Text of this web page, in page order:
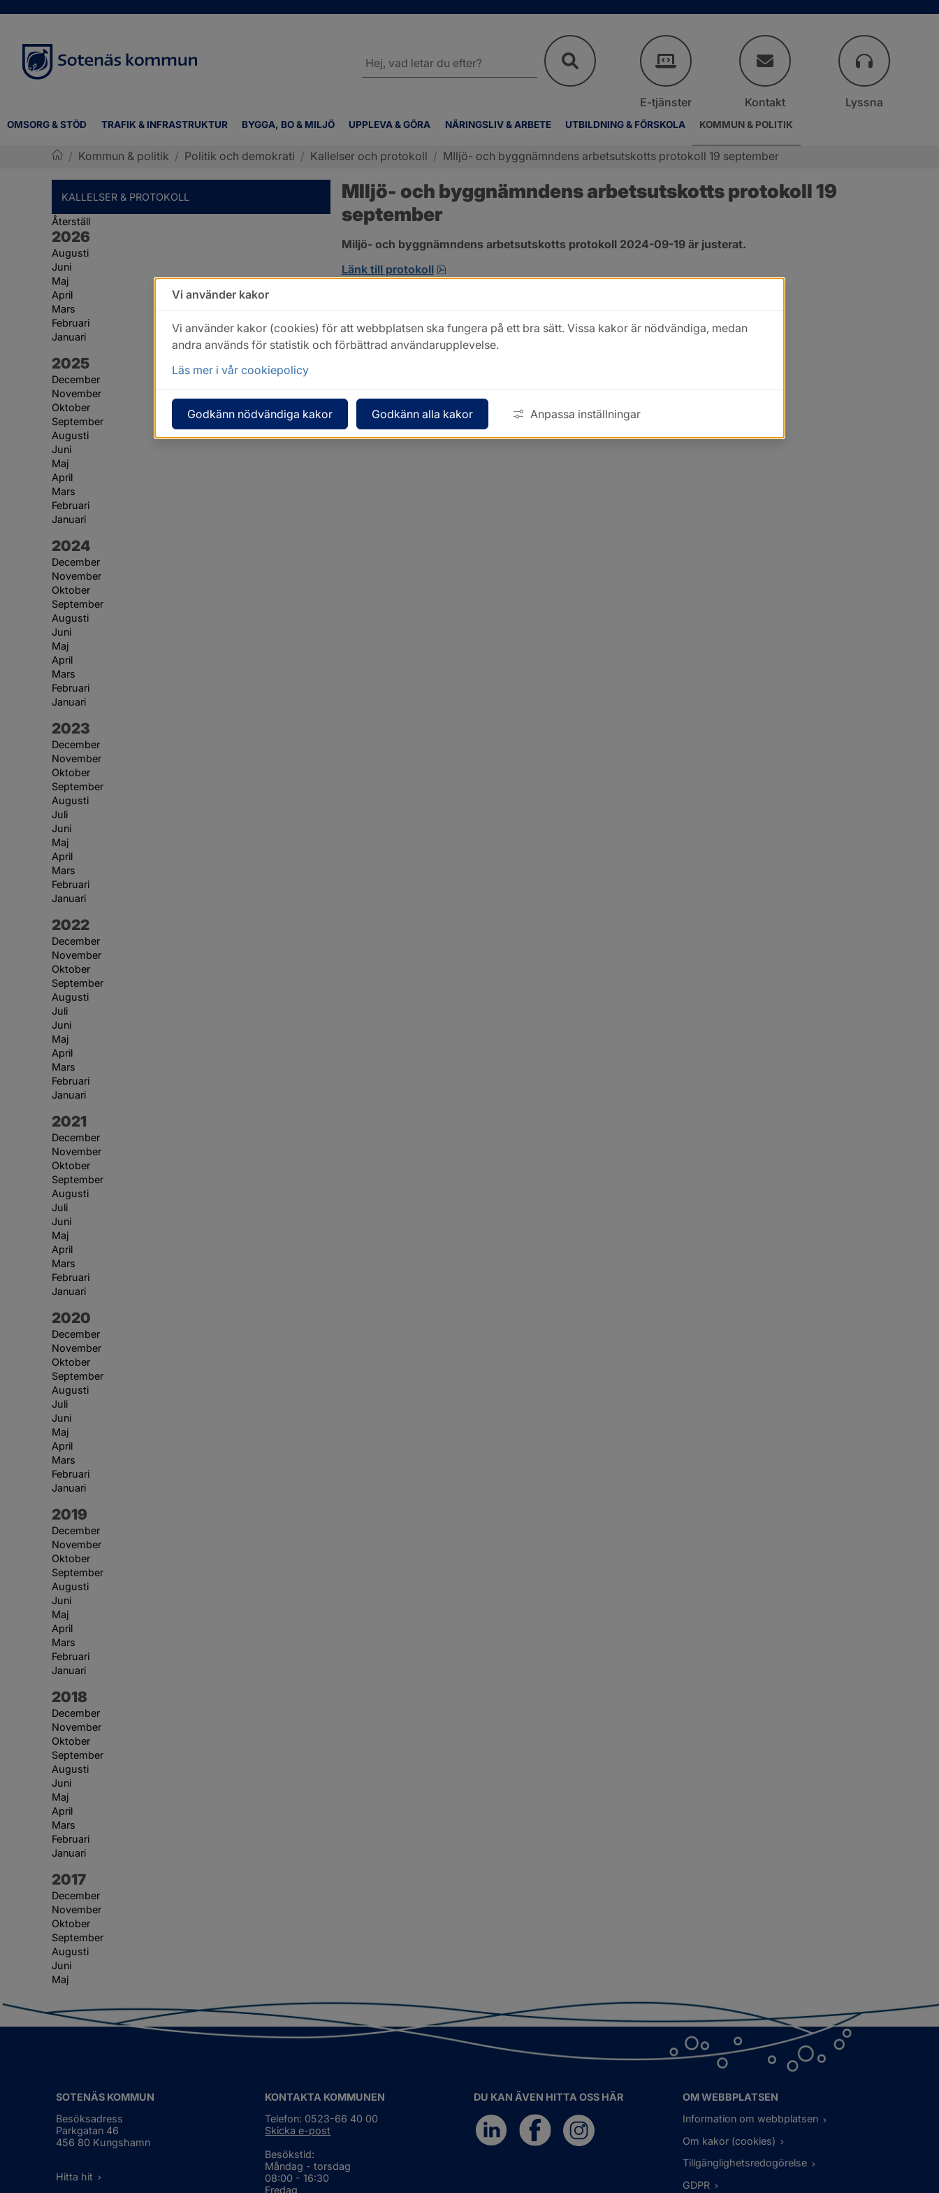
OMSORG & STÖD TRAFIK & INFRASTRUKTUR BYGGA, BO & MILJÖ UPPLEVA & GÖRA NÄRINGSLIV & ARBETE UTBILDNING & FÖRSKOLA KOMMUN & POLITIK
webbplatsen
E-tjänster Kontakt Lyssna
/ Kommun & politik / Politik och demokrati / Kallelser och protokoll / MIljö- och byggnämndens arbetsutskotts protokoll 19 september
KALLELSER & PROTOKOLL
Återställ
År:
2026
Augusti
Juni
Maj
April
Mars
Februari
Januari
År:
2025
December
November
Oktober
September
Augusti
Juni
Maj
April
Mars
Februari
Januari
År:
2024
December
November
Oktober
September
Augusti
Juni
Maj
April
Mars
Februari
Januari
År:
2023
December
November
Oktober
September
Augusti
Juli
Juni
Maj
April
Mars
Februari
Januari
År:
2022
December
November
Oktober
September
Augusti
Juli
Juni
Maj
April
Mars
Februari
Januari
År:
2021
December
November
Oktober
September
Augusti
Juli
Juni
Maj
April
Mars
Februari
Januari
År:
2020
December
November
Oktober
September
Augusti
Juli
Juni
Maj
April
Mars
Februari
Januari
År:
2019
December
November
Oktober
September
Augusti
Juni
Maj
April
Mars
Februari
Januari
År:
2018
December
November
Oktober
September
Augusti
Juni
Maj
April
Mars
Februari
Januari
År:
2017
December
November
Oktober
September
Augusti
Juni
Maj
MIljö- och byggnämndens arbetsutskotts protokoll 19
september
Miljö- och byggnämndens arbetsutskotts protokoll 2024-09-19 är justerat.
Länk till protokoll
pdf, 263.6 kB, öppnas i nytt fönster.
SOTENÄS KOMMUN
Besöksadress
Parkgatan 46
456 80 Kungshamn
Hitta hit
KONTAKTA KOMMUNEN
Telefon: 0523-66 40 00
Skicka e-post
Besökstid:
Måndag - torsdag
08:00 - 16:30
Fredag
DU KAN ÄVEN HITTA OSS HÄR
OM WEBBPLATSEN
Information om webbplatsen
Om kakor (cookies)
Tillgänglighetsredogörelse
GDPR
Vi använder kakor
Vi använder kakor (cookies) för att webbplatsen ska fungera på ett bra sätt. Vissa kakor är nödvändiga, medan
andra används för statistik och förbättrad användarupplevelse.
Läs mer i vår cookiepolicy
Godkänn nödvändiga kakor Godkänn alla kakor Anpassa inställningar